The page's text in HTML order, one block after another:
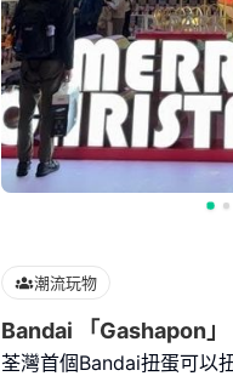
潮流玩物
Bandai 「Gashapon
荃灣首個Bandai扭蛋可以